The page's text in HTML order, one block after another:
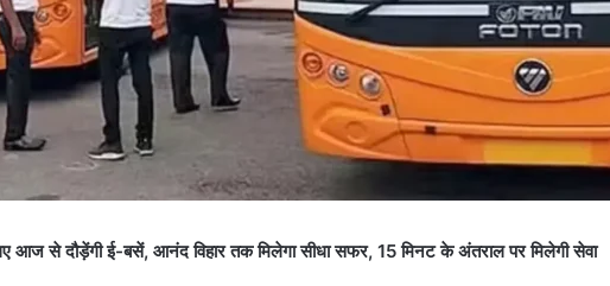
आज से दौड़ेंगी ई-बसें, आनंद विहार तक मिलेगा सीधा सफर, 15 मिनट के अंतराल पर मिलेगी सेवा